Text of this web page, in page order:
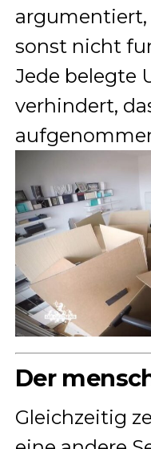
argumentiert,
sonst nicht
Jede belegte
verhindert,
Der
Gleichzeitig